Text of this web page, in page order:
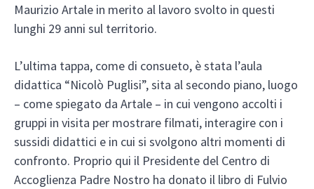
Maurizio Artale in merito al lavoro svolto in questi
lunghi 29 anni sul territorio.
L’ultima tappa, come di consueto, è stata l’aula
didattica “Nicolò Puglisi”, sita al secondo piano, luogo
– come spiegato da Artale – in cui vengono accolti i
gruppi in visita per mostrare filmati, interagire con i
sussidi didattici e in cui si svolgono altri momenti di
confronto. Proprio qui il Presidente del Centro di
Accoglienza Padre Nostro ha donato il libro di Fulvio